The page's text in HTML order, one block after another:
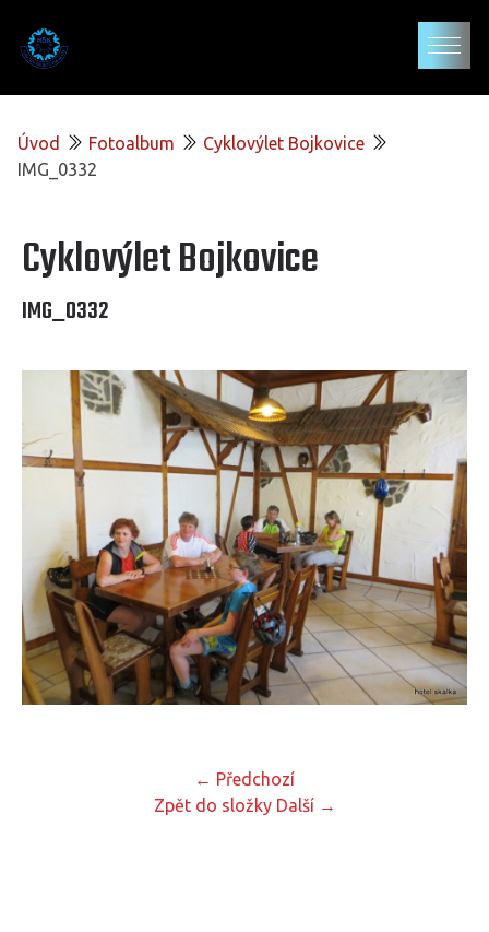
Úvod Fotoalbum
Cyklovýlet Bojkovice
IMG_0332
Cyklovýlet Bojkovice
IMG_0332
← Předchozí
Zpět do složky Další →